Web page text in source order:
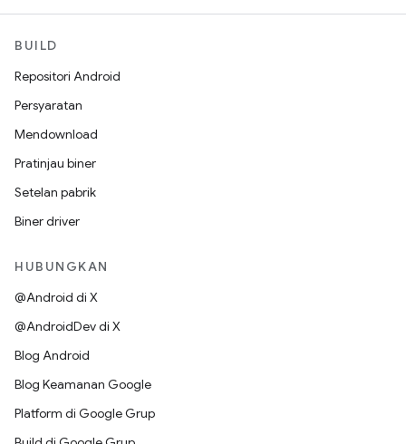
BUILD
Repositori Android
Persyaratan
Mendownload
Pratinjau biner
Setelan pabrik
Biner driver
HUBUNGKAN
@Android di X
@AndroidDev di X
Blog Android
Blog Keamanan Google
Platform di Google Grup